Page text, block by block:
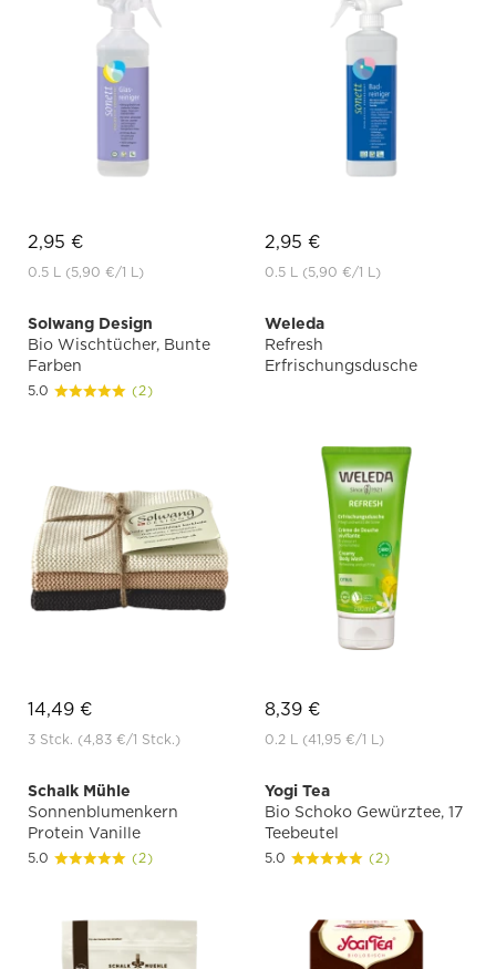
2,95 €
0.5 L (5,90 €/1 L)
2,95 €
0.5 L (5,90 €/1 L)
Solwang Design
Bio Wischtücher, Bunte
Farben
5.0 (2)
14,49 €
3 Stck. (4,83 €/1 Stck.)
Weleda
Refresh
Erfrischungsdusche
8,39 €
0.2 L (41,95 €/1 L)
Schalk Mühle
Sonnenblumenkern
Protein Vanille
5.0 (2)
Yogi Tea
Bio Schoko Gewürztee, 17
Teebeutel
5.0 (2)